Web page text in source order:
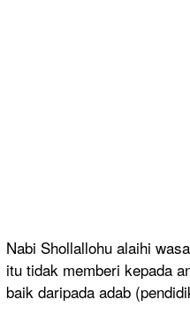
Nabi Shollallohu alaihi
itu tidak memberi kepada
baik daripada adab